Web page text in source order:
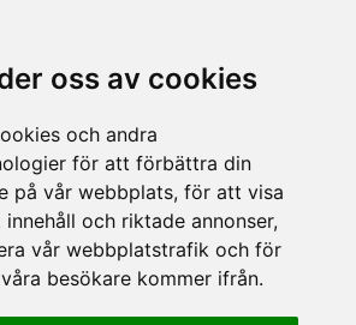
oss av cookies
och andra
för att förbättra din
på vår webbplats, för att visa
och riktade annonser,
vår webbplatstrafik och för
besökare kommer ifrån.